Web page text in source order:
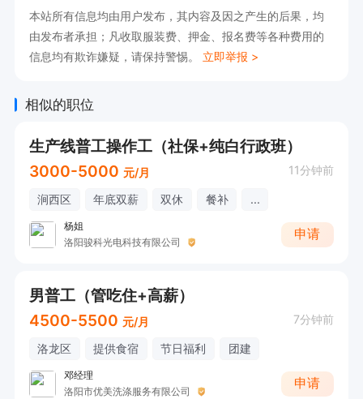
本站所有信息均由用户发布，其内容及因之产生的后果，均
由发布者承担；凡收取服装费、押金、报名费等各种费用的
信息均有欺诈嫌疑，请保持警惕。 立即举报 >
相似的职位
生产线普工操作工（社保+纯白行政班）
3000-5000 元/月 11分钟前
涧西区 年底双薪 双休 餐补 ...
杨姐
洛阳骏科光电科技有限公司
申请
男普工（管吃住+高薪）
4500-5500 元/月 7分钟前
洛龙区 提供食宿 节日福利 团建
邓经理
洛阳市优美洗涤服务有限公司
申请